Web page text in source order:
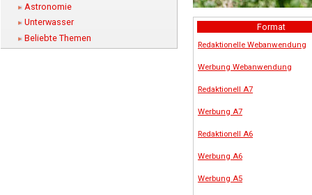
Astronomie
Unterwasser
Beliebte Themen
Format
Redaktionelle Webanwendung
Werbung Webanwendung
Redaktionell A7
Werbung A7
Redaktionell A6
Werbung A6
Werbung A5